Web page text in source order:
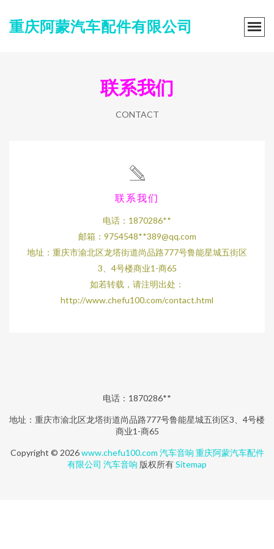
重庆阿蒙汽车配件有限公司
联系我们
CONTACT
联系我们
电话：1870286**
邮箱：9754548**389@qq.com
地址：重庆市渝北区龙塔街道尚品路777号鲁能星城五街区
3、4号楼商业1-商65
如若转载，请注明出处：
http://www.chefu100.com/contact.html
电话：1870286**
地址：重庆市渝北区龙塔街道尚品路777号鲁能星城五街区3、4号楼
商业1-商65
Copyright © 2026www.chefu100.com 汽车音响 重庆阿蒙汽车配件
有限公司 汽车音响 版权所有Sitemap